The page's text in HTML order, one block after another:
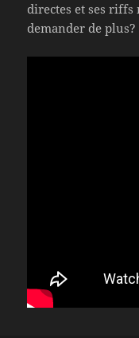
directes et ses
demander de plus?